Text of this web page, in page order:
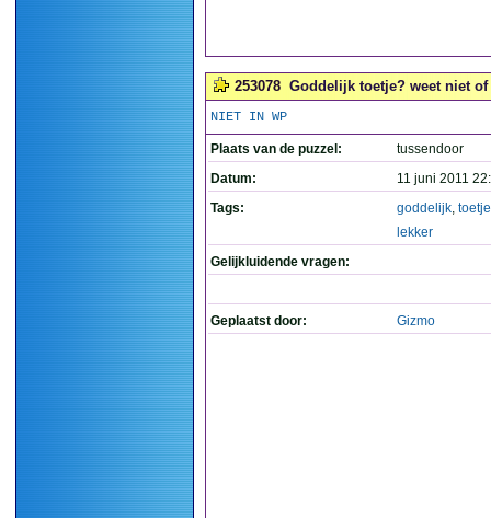
253078 Goddelijk toetje? weet niet of
NIET IN WP
Plaats van de puzzel:
tussendoor
Datum:
11 juni 2011
Tags:
goddelijk, toetje
lekker
Gelijkluidende vragen:
Geplaatst door: Gizmo